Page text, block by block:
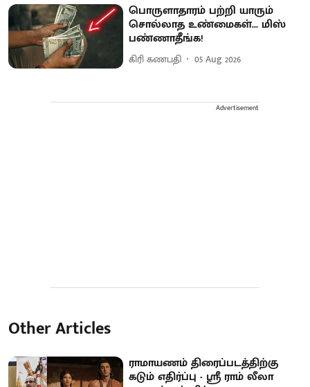
பொருளாதாரம் பற்றி யாரும்
சொல்லாத உண்மைகள்... மிஸ்
பண்ணாதீங்க!
கிரி கணபதி 05 Aug 2026
Advertisement
Other Articles
ராமாயணம் திரைப்படத்திற்கு
கடும் எதிர்ப்பு - ஸ்ரீ ராம் லீலா